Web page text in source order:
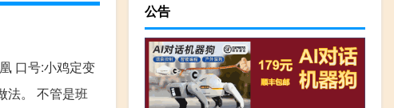
口号:小鸡定变
法。 不管是班
公告